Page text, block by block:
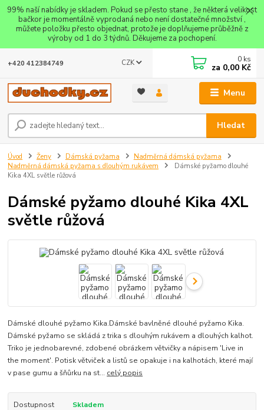
99% naší nabídky je skladem. Pokud se přesto stane , že některá velikost
bačkor je momentálně vyprodaná nebo není dostatečné množství ,
můžete položku přesto objednat, protože je doplňujeme průběžně z
výroby od 1 do 3 týdnů. Děkujeme za pochopení.
Menu
CZK
Hledat
+420 412384749 0 ks
za 0,00 Kč
Úvod Ženy Dámská pyžama
Nadměrná dámská pyžama
Nadměrná dámská pyžama s dlouhým rukávem
Dámské pyžamo dlouhé
Kika 4XL světle růžová
Dámské pyžamo dlouhé Kika 4XL
světle růžová
Dámské dlouhé pyžamo Kika.Dámské bavlněné dlouhé pyžamo Kika.
Dámské pyžamo se skládá z trika s dlouhým rukávem a dlouhých kalhot.
Triko je jednobarevné, zdobené obrázkem větvičky a nápisem 'Live in
the moment'. Potisk větviček a listů se opakuje i na kalhotách, které mají
v pase gumu a šňůrku na st... celý popis
Dostupnost Skladem